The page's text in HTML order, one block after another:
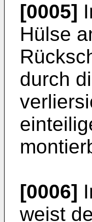
[0005]
Hülse
durch
[0006]
weist